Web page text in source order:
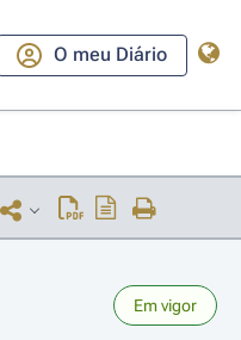
O meu Diário
Em vigor